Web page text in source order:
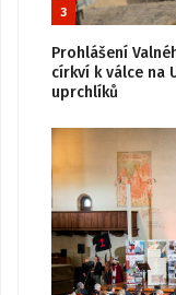
3
Prohlášení
církví k válce na
uprchlíků